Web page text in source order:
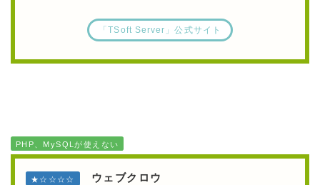
「TSoft Server」公式サイト
PHP、MySQLが使えない
★☆☆☆☆ ウェブクロウ